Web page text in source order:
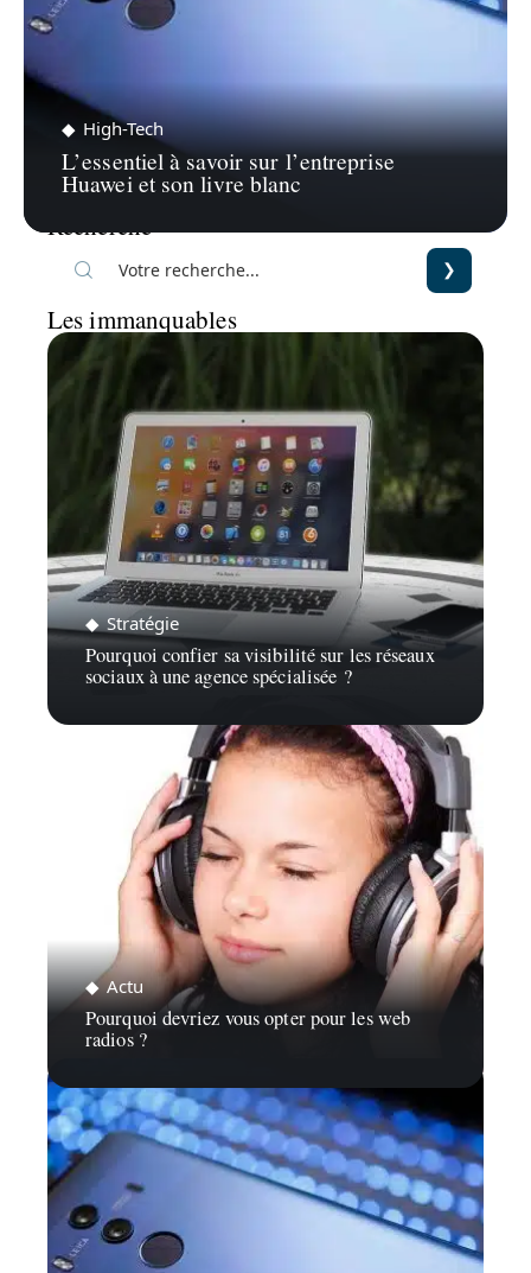
High-Tech
L’essentiel à savoir sur l’entreprise
Huawei et son livre blanc
Recherche
Les immanquables
Stratégie
Pourquoi confier sa visibilité sur les réseaux
sociaux à une agence spécialisée ?
Actu
Pourquoi devriez vous opter pour les web
radios ?